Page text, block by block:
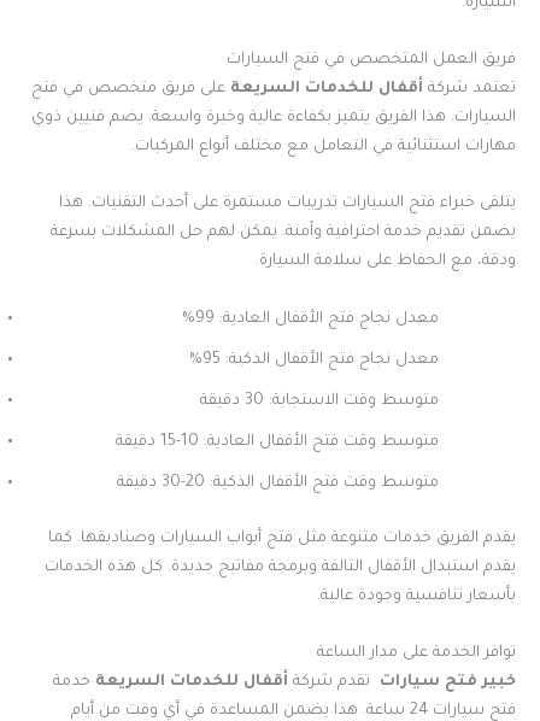
فريق العمل المتخصص في فتح السيارات
تعتمد شركة أقفال للخدمات السريعة على فريق متخصص في فتح
السيارات. هذا الفريق يتميز بكفاءة عالية وخبرة واسعة. يضم فنيين ذوي
مهارات استثنائية في التعامل مع مختلف أنواع المركبات.
يتلقى خبراء فتح السيارات تدريبات مستمرة على أحدث التقنيات. هذا
يضمن تقديم خدمة احترافية وآمنة. يمكن لهم حل المشكلات بسرعة
ودقة، مع الحفاظ على سلامة السيارة.
معدل نجاح فتح الأقفال العادية: 99%
معدل نجاح فتح الأقفال الذكية: 95%
متوسط وقت الاستجابة: 30 دقيقة
متوسط وقت فتح الأقفال العادية: 10-15 دقيقة
متوسط وقت فتح الأقفال الذكية: 20-30 دقيقة
يقدم الفريق خدمات متنوعة مثل فتح أبواب السيارات وصناديقها. كما
يقدم استبدال الأقفال التالفة وبرمجة مفاتيح جديدة. كل هذه الخدمات
بأسعار تنافسية وجودة عالية.
توافر الخدمة على مدار الساعة
خبير فتح سيارات تقدم شركة أقفال للخدمات السريعة خدمة
فتح سيارات 24 ساعة. هذا يضمن المساعدة في أي وقت من أيام